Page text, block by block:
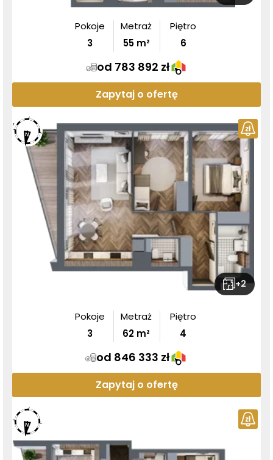
Pokoje
3
Metraż
55m²
Piętro
6
od 783 892 zł
Zapytaj o ofertę
+2
Pokoje
3
Metraż
62 m²
Piętro
4
od 846 333 zł
Zapytaj o ofertę